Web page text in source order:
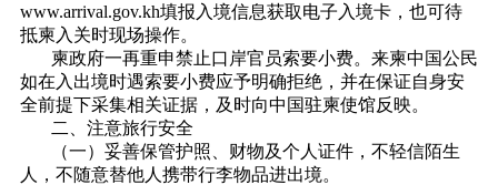
www.arrival.gov.kh填报入境信息获取电子入境卡，也可待
抵柬入关时现场操作。
柬政府一再重申禁止口岸官员索要小费。来柬中国公民
如在入出境时遇索要小费应予明确拒绝，并在保证自身安
全前提下采集相关证据，及时向中国驻柬使馆反映。
二、注意旅行安全
（一）妥善保管护照、财物及个人证件，不轻信陌生
人，不随意替他人携带行李物品进出境。